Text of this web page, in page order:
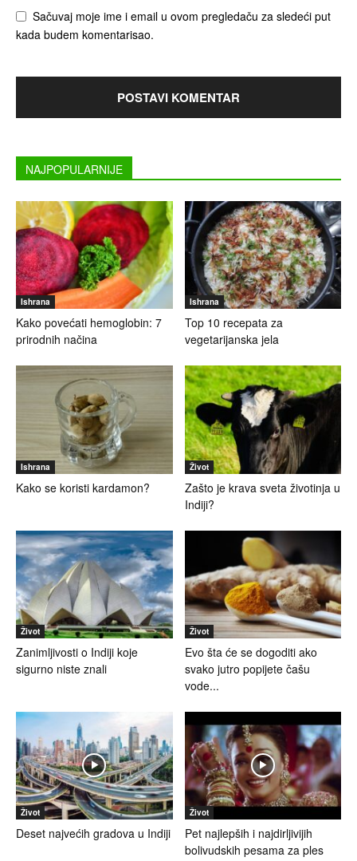
Sačuvaj moje ime i email u ovom pregledaču za sledeći put
kada budem komentarisao.
NAJPOPULARNIJE
Ishrana
Kako povećati hemoglobin: 7
prirodnih načina
Ishrana
Top 10 recepata za
vegetarijanska jela
Ishrana
Kako se koristi kardamon?
Život
Zašto je krava sveta životinja u
Indiji?
Život
Zanimljivosti o Indiji koje
sigurno niste znali
Život
Evo šta će se dogoditi ako
svako jutro popijete čašu
vode...
Život
Deset najvećih gradova u Indiji
Život
Pet najlepših i najdirljivijih
bolivudskih pesama za ples